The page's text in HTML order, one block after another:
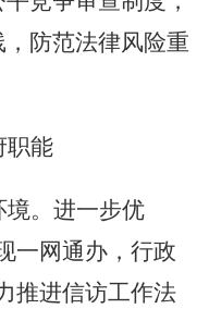
防范法律风险重
职能
。进一步优
一网通办，行政
推进信访工作法